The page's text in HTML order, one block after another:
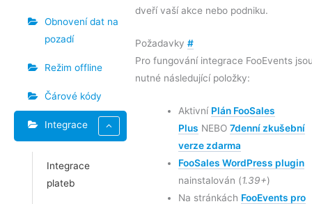
Obnovení dat na
pozadí
Režim offline
Čárové kódy
Integrace
Integrace
plateb
dveří vaší akce nebo podniku.
Požadavky #
Pro fungování integrace FooEvents
nutné následující položky:
Aktivní Plán FooSales
Plus NEBO 7denní zkušební
verze zdarma
FooSales WordPress plugin
nainstalován (1.39+)
Na stránkách FooEvents pro